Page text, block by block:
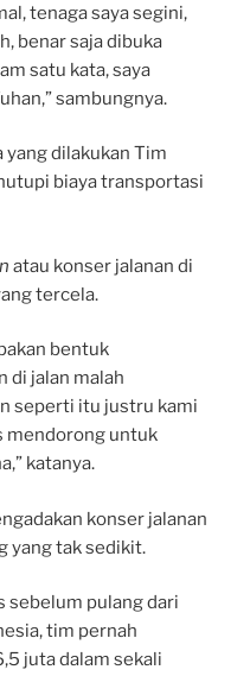
tenaga saya segini,
benar saja dibuka
satu kata, saya
sambungnya.
yang dilakukan Tim
biaya transportasi
atau konser jalanan di
tercela.
bentuk
di jalan malah
seperti itu justru kami
mendorong untuk
katanya.
konser jalanan
yang tak sedikit.
sebelum pulang dari
tim pernah
juta dalam sekali